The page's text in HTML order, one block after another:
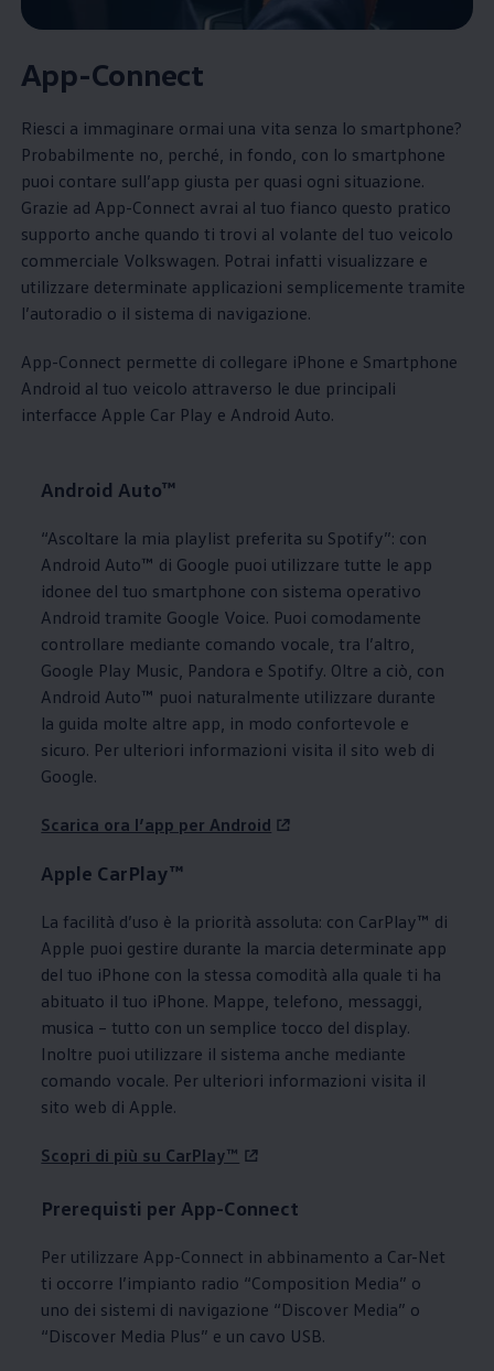
App-Connect
Riesci a immaginare ormai una vita senza lo smartphone?
Probabilmente no, perché, in fondo, con lo smartphone
puoi contare sull’app giusta per quasi ogni situazione.
Grazie ad App-Connect avrai al tuo fianco questo pratico
supporto anche quando ti trovi al volante del tuo veicolo
commerciale Volkswagen. Potrai infatti visualizzare e
utilizzare determinate applicazioni semplicemente tramite
l’autoradio o il sistema di navigazione.
App-Connect permette di collegare iPhone e Smartphone
Android al tuo veicolo attraverso le due principali
interfacce Apple Car Play e Android Auto.
Android Auto™
“Ascoltare la mia playlist preferita su Spotify”: con
Android Auto™ di Google puoi utilizzare tutte le app
idonee del tuo smartphone con sistema operativo
Android tramite Google Voice. Puoi comodamente
controllare mediante comando vocale, tra l’altro,
Google Play Music, Pandora e Spotify. Oltre a ciò, con
Android Auto™ puoi naturalmente utilizzare durante
la guida molte altre app, in modo confortevole e
sicuro. Per ulteriori informazioni visita il sito web di
Google.
Scarica ora l’app per Android
Apple CarPlay™
La facilità d’uso è la priorità assoluta: con CarPlay™ di
Apple puoi gestire durante la marcia determinate app
del tuo iPhone con la stessa comodità alla quale ti ha
abituato il tuo iPhone. Mappe, telefono, messaggi,
musica – tutto con un semplice tocco del display.
Inoltre puoi utilizzare il sistema anche mediante
comando vocale. Per ulteriori informazioni visita il
sito web di Apple.
Scopri di più su CarPlay™
Prerequisti per App-Connect
Per utilizzare App-Connect in abbinamento a Car-Net
ti occorre l’impianto radio “Composition Media” o
uno dei sistemi di navigazione “Discover Media” o
“Discover Media Plus” e un cavo USB.